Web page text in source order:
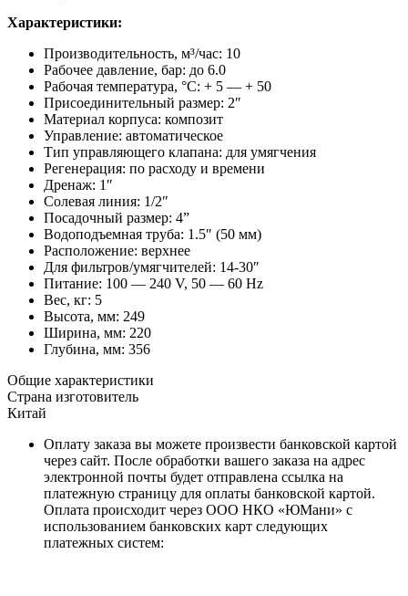
Характеристики:
Производительность, м³/час: 10
Рабочее давление, бар: до 6.0
Рабочая температура, °С: + 5 — + 50
Присоединительный размер: 2″
Материал корпуса: композит
Управление: автоматическое
Тип управляющего клапана: для умягчения
Регенерация: по расходу и времени
Дренаж: 1″
Солевая линия: 1/2″
Посадочный размер: 4”
Водоподъемная труба: 1.5″ (50 мм)
Расположение: верхнее
Для фильтров/умягчителей: 14-30″
Питание: 100 — 240 V, 50 — 60 Hz
Вес, кг: 5
Высота, мм: 249
Ширина, мм: 220
Глубина, мм: 356
Общие характеристики
Страна изготовитель
Китай
Оплату заказа вы можете произвести банковской картой
через сайт. После обработки вашего заказа на адрес
электронной почты будет отправлена ссылка на
платежную страницу для оплаты банковской картой.
Оплата происходит через ООО НКО «ЮМани» с
использованием банковских карт следующих
платежных систем: